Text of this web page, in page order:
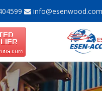
 info@esenwood.com